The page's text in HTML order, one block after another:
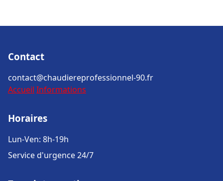
Contact
contact@chaudiereprofessionnel-90.fr
Accueil Informations
Horaires
Lun-Ven: 8h-19h
Service d'urgence 24/7